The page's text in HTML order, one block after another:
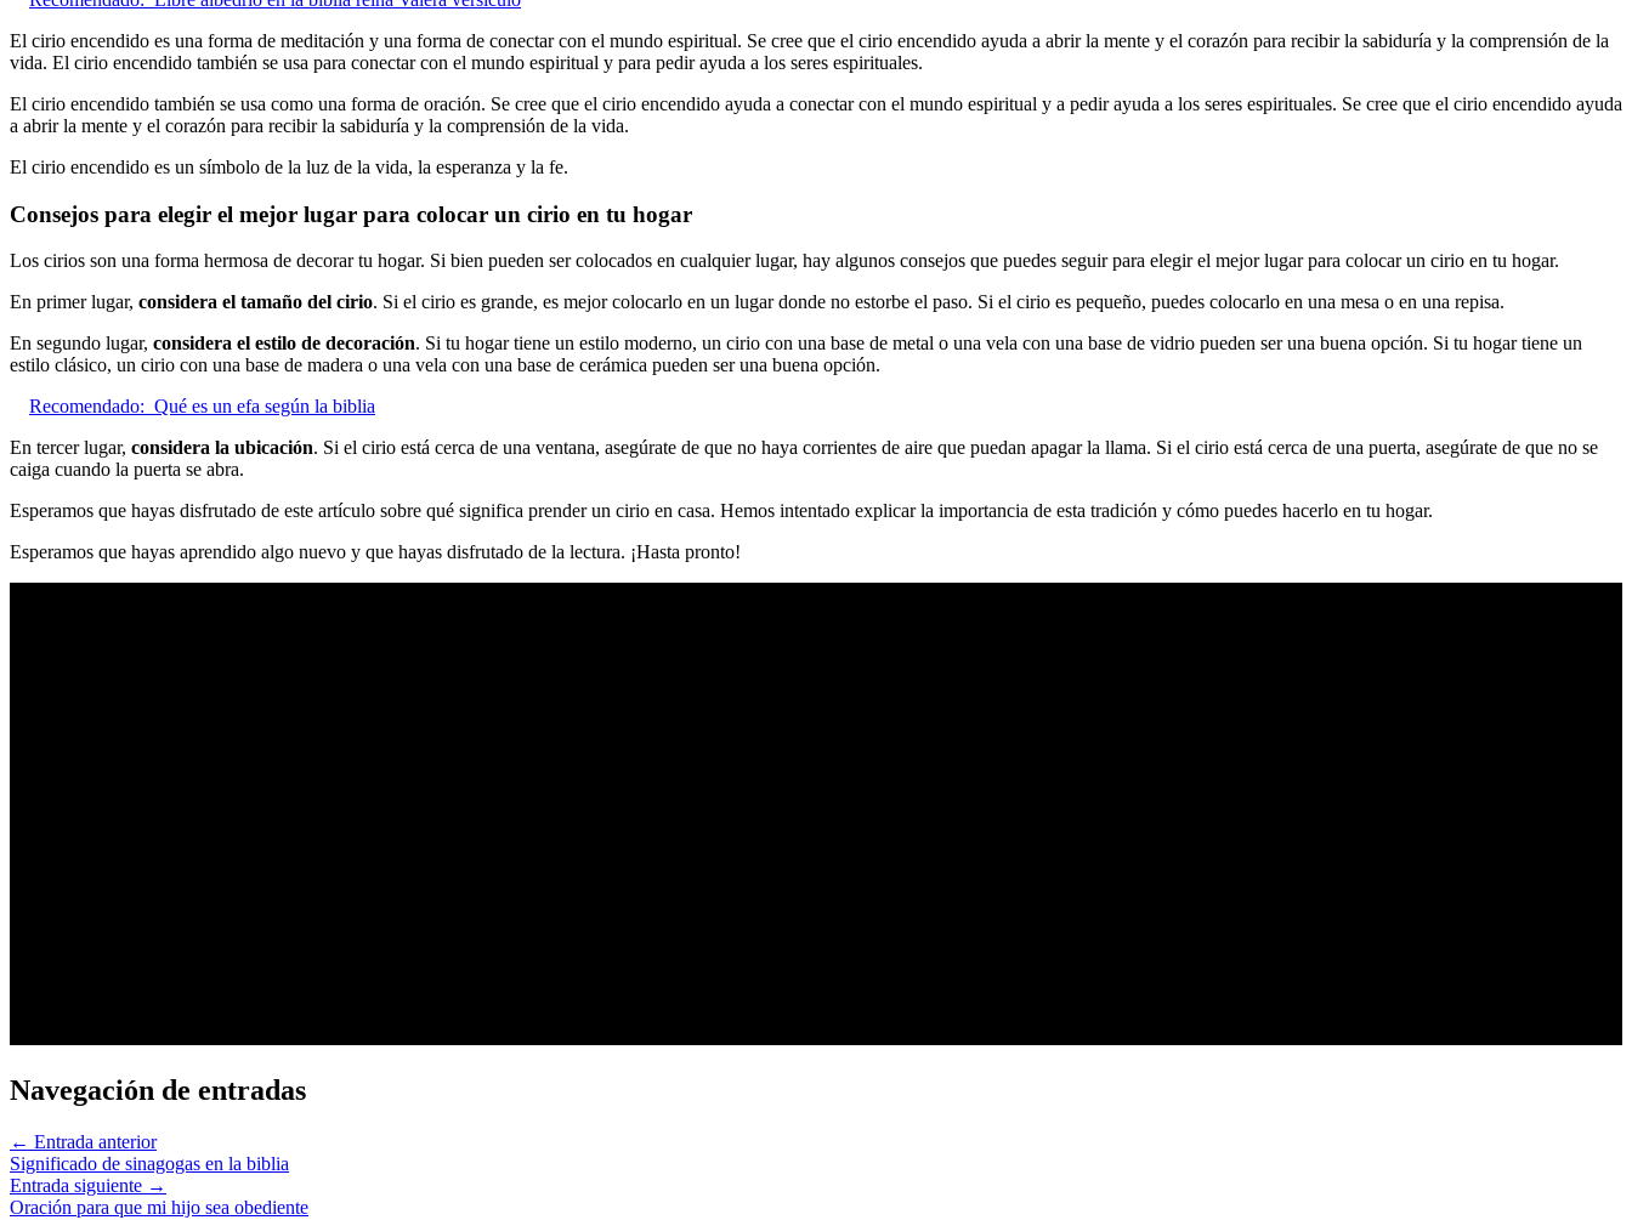
El cirio encendido es una forma de meditación y una forma de conectar con el mundo espiritual. Se cree que el cirio encendido ayuda a abrir la mente y el corazón para recibir la sabiduría y la comprensión de la
vida. El cirio encendido también se usa para conectar con el mundo espiritual y para pedir ayuda a los seres espirituales.
El cirio encendido también se usa como una forma de oración. Se cree que el cirio encendido ayuda a conectar con el mundo espiritual y a pedir ayuda a los seres espirituales. Se cree que el cirio encendido ayuda
a abrir la mente y el corazón para recibir la sabiduría y la comprensión de la vida.
El cirio encendido es un símbolo de la luz de la vida, la esperanza y la fe.
Consejos para elegir el mejor lugar para colocar un cirio en tu hogar
Los cirios son una forma hermosa de decorar tu hogar. Si bien pueden ser colocados en cualquier lugar, hay algunos consejos que puedes seguir para elegir el mejor lugar para colocar un cirio en tu hogar.
En primer lugar, considera el tamaño del cirio. Si el cirio es grande, es mejor colocarlo en un lugar donde no estorbe el paso. Si el cirio es pequeño, puedes colocarlo en una mesa o en una repisa.
En segundo lugar, considera el estilo de decoración. Si tu hogar tiene un estilo moderno, un cirio con una base de metal o una vela con una base de vidrio pueden ser una buena opción. Si tu hogar tiene un
estilo clásico, un cirio con una base de madera o una vela con una base de cerámica pueden ser una buena opción.
Recomendado: Qué es un efa según la biblia
En tercer lugar, considera la ubicación. Si el cirio está cerca de una ventana, asegúrate de que no haya corrientes de aire que puedan apagar la llama. Si el cirio está cerca de una puerta, asegúrate de que no se
caiga cuando la puerta se abra.
Esperamos que hayas disfrutado de este artículo sobre qué significa prender un cirio en casa. Hemos intentado explicar la importancia de esta tradición y cómo puedes hacerlo en tu hogar.
Esperamos que hayas aprendido algo nuevo y que hayas disfrutado de la lectura. ¡Hasta pronto!
Navegación de entradas
← Entrada anterior
Significado de sinagogas en la biblia
Entrada siguiente →
Oración para que mi hijo sea obediente